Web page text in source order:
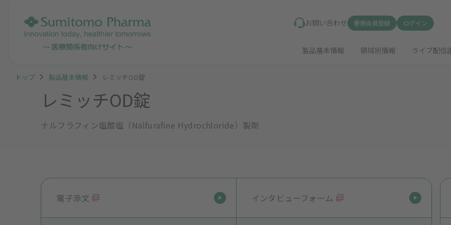
お問い合わせ 新規会員登録 ログイン
製品基本情報 領域別情報 ライブ配信
トップ 製品基本情報 レミッチOD錠
レミッチOD錠
ナルフラフィン塩酸塩（Nalfurafine Hydrochloride）製剤
電子添文 インタビューフォーム